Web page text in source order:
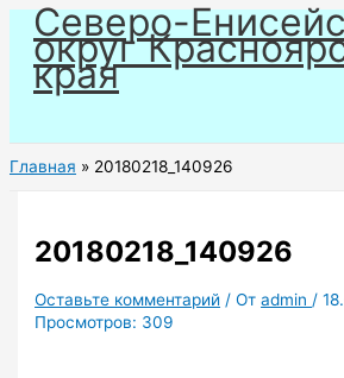
Перейти
содержимому
Северо-
округ
края
Главная 20180218_140926
20180218_140926
Оставьте комментарий / Отadmin /
Просмотров: 309